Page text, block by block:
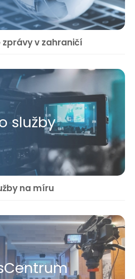
v zahraničí
služby
na míru